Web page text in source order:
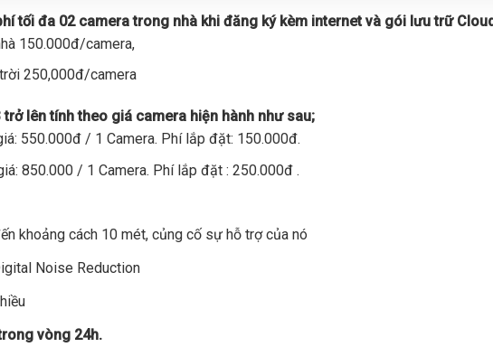
tối đa 02 camera trong nhà khi đăng ký kèm internet và gói lưu trữ
150.000đ/camera,
250,000đ/camera
lên tính theo giá camera hiện hành như sau;
550.000đ / 1 Camera. Phí lắp đặt: 150.000đ.
850.000 / 1 Camera. Phí lắp đặt : 250.000đ .
khoảng cách 10 mét, củng cố sự hỗ trợ của nó
Noise Reduction
vòng 24h.